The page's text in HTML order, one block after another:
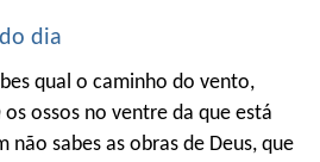
dia
qual o caminho do vento,
os ossos no ventre da que está
não sabes as obras de Deus, que